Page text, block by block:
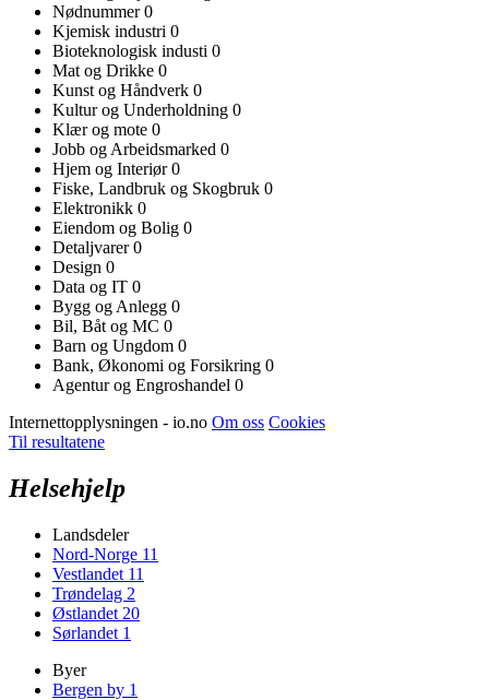
Nødnummer0
Kjemisk industri 0
Bioteknologisk industi 0
Mat og Drikke 0
Kunst og Håndverk 0
Kultur og Underholdning 0
Klær og mote 0
Jobb og Arbeidsmarked 0
Hjem og Interiør0
Fiske, Landbruk og Skogbruk 0
Elektronikk 0
Eiendom og Bolig 0
Detaljvarer0
Design 0
Data og IT 0
Bygg og Anlegg 0
Bil, Båt og MC 0
Barn og Ungdom 0
Bank, Økonomi og Forsikring 0
Agentur og Engroshandel 0
Internettopplysningen - io.no Om oss Cookies
Til resultatene
Helsehjelp
Landsdeler
Nord-Norge 11
Vestlandet 11
Trøndelag 2
Østlandet 20
Sørlandet 1
Byer
Bergen by 1